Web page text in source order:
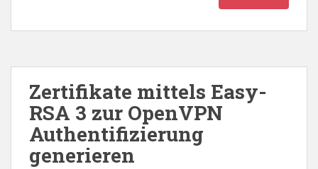
Zertifikate mittels Easy-
RSA 3 zur OpenVPN
Authentifizierung
generieren